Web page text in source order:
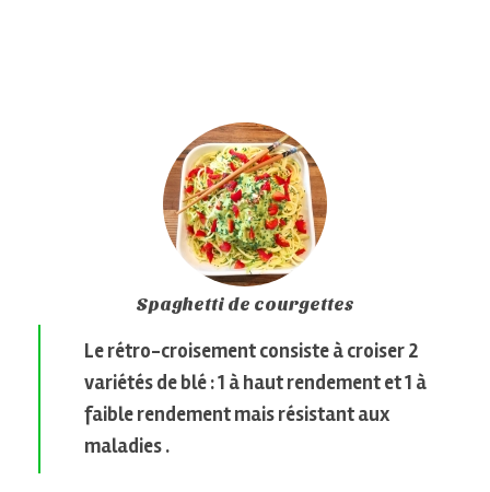
Spaghetti de courgettes
Le rétro-croisement consiste à croiser 2
variétés de blé : 1 à haut rendement et 1 à
faible rendement mais résistant aux
maladies .